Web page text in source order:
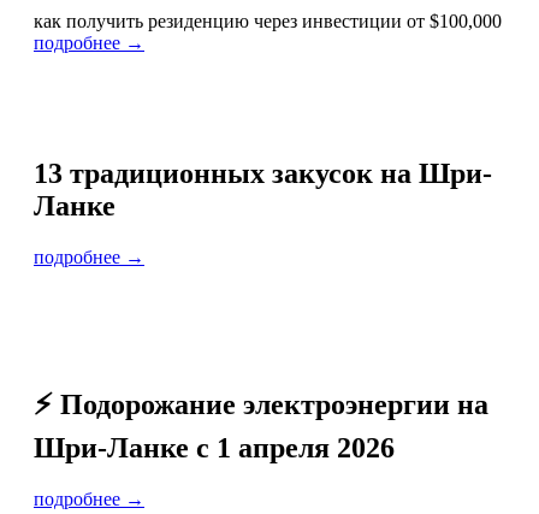
как получить резиденцию через инвестиции от $100,000
подробнее →
13 традиционных закусок на Шри-
Ланке
подробнее →
⚡️ Подорожание электроэнергии на
Шри-Ланке с 1 апреля 2026
подробнее →